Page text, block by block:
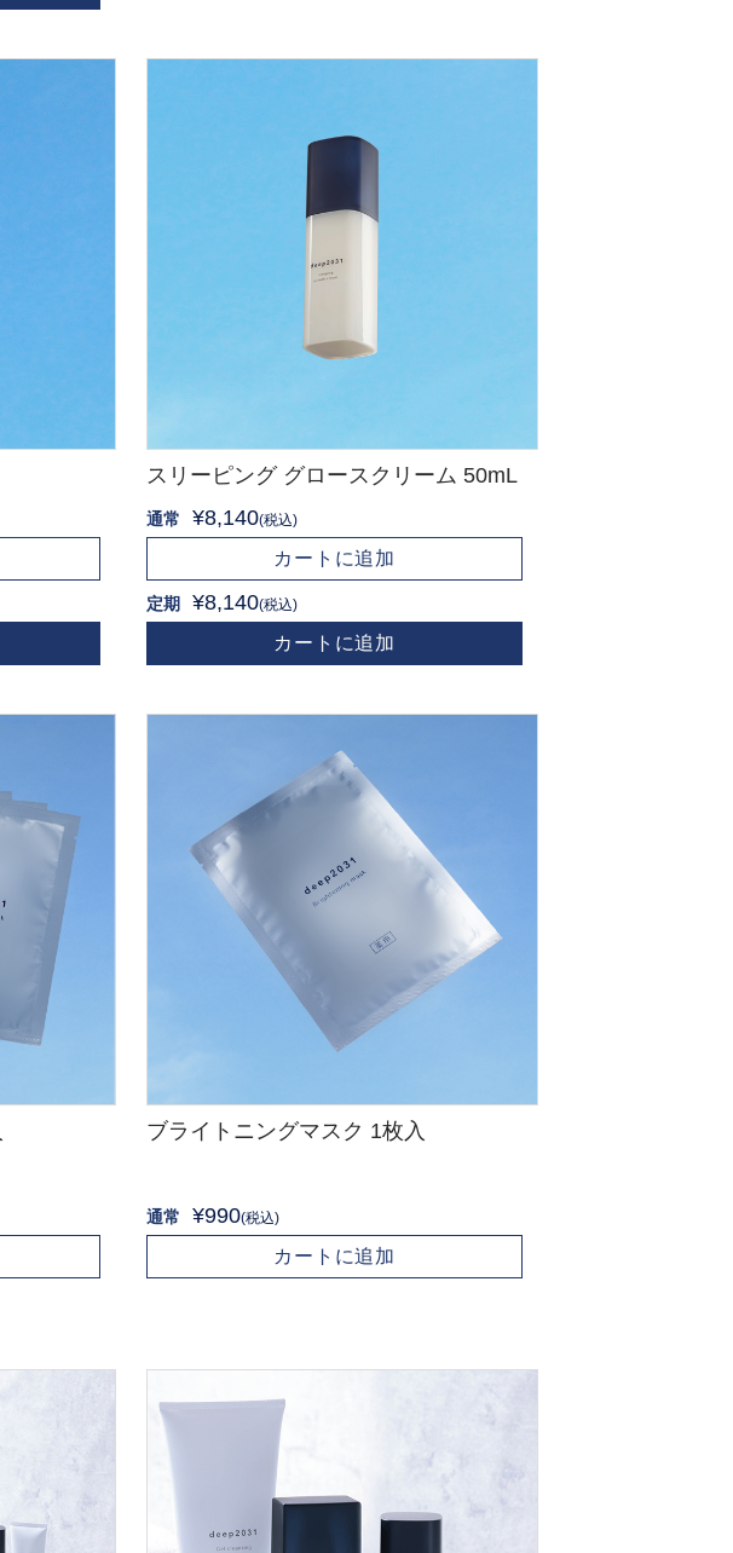
スリーピング グロースクリーム 50mL
通常 ¥8,140(税込)
カートに追加
定期 ¥8,140(税込)
カートに追加
ブライトニングマスク 1枚入
通常 ¥990(税込)
カートに追加